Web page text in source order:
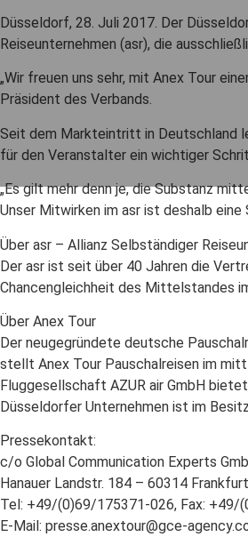
Düsseldorf, 28. Juli 2017. Der
Reiseunternehmen (asr), die
„Wir freuen uns sehr, mit Anex Tour
Präsident des Verbands.
Seit dem Markteintritt in Deutschland
für den Veranstalter ein wichtiger
„Es gilt mehr denn je, die Substanz
Unser Mitwirken im asr ist deshalb
Über asr – Allianz Selbständiger
Der asr ist seit über 40 Jahren die
Chancengleichheit des Mittelstandes
Über Anex Tour
Der neugegründete deutsche
stellt Anex Tour Pauschalreisen im
Fluggesellschaft AZUR air GmbH
Düsseldorfer Unternehmen ist im
Pressekontakt:
c/o Global Communication Experts
Hanauer Landstr. 184 – 60314 Frankfurt
Tel: +49/(0)69/175371-026, Fax: +49/
E-Mail: presse.anextour@gce-